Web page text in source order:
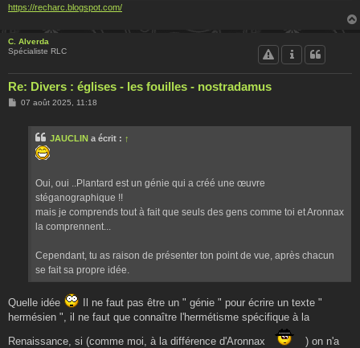
https://recharc.blogspot.com/
C. Alverda
Spécialiste RLC
Re: Divers : églises - les fouilles - nostradamus
M07 août 2025, 11:18
JAUCLIN a écrit : ↑
Oui, oui ..Plantard est un génie qui a créé une œuvre
stéganographique !!
mais je comprends tout à fait que seuls des gens comme toi et Aronnax
la comprennent...
Cependant, tu as raison de présenter ton point de vue, après chacun
se fait sa propre idée.
Quelle idée
Il ne faut pas être un " génie " pour écrire un texte "
hermésien ", il ne faut que connaître l'hermétisme spécifique à la
Renaissance, si (comme moi, à la différence d'Aronnax
) on n'a